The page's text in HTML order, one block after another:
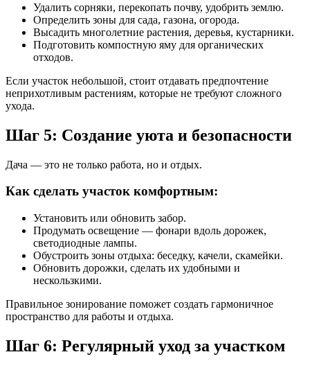
Удалить сорняки, перекопать почву, удобрить землю.
Определить зоны для сада, газона, огорода.
Высадить многолетние растения, деревья, кустарники.
Подготовить компостную яму для органических
отходов.
Если участок небольшой, стоит отдавать предпочтение
неприхотливым растениям, которые не требуют сложного
ухода.
Шаг 5: Создание уюта и безопасности
Дача — это не только работа, но и отдых.
Как сделать участок комфортным:
Установить или обновить забор.
Продумать освещение — фонари вдоль дорожек,
светодиодные лампы.
Обустроить зоны отдыха: беседку, качели, скамейки.
Обновить дорожки, сделать их удобными и
нескользкими.
Правильное зонирование поможет создать гармоничное
пространство для работы и отдыха.
Шаг 6: Регулярный уход за участком